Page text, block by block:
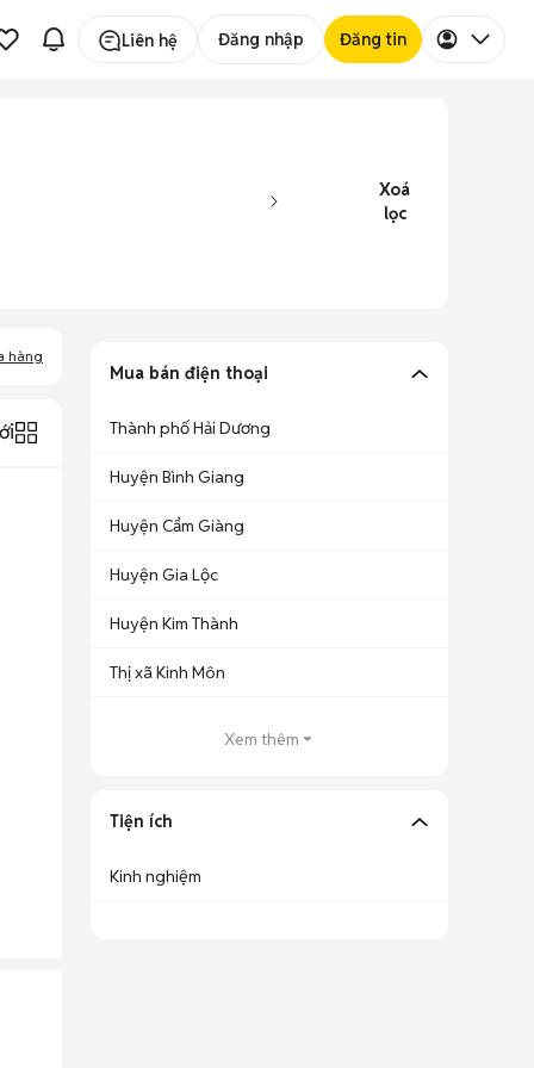
Liên hệ Đăng nhập Đăng tin
Xoá
lọc
hàng
Mua bán điện thoại
Thành phố Hải Dương
Huyện Bình Giang
Huyện Cẩm Giàng
Huyện Gia Lộc
Huyện Kim Thành
Thị xã Kinh Môn
Xem thêm
Tiện ích
Kinh nghiệm